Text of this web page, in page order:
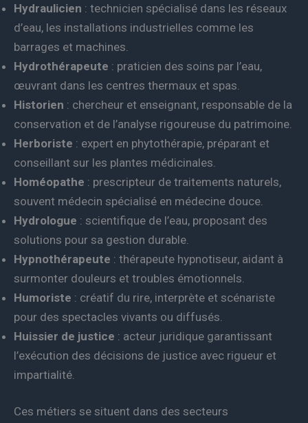
Hydraulicien : technicien spécialisé dans les réseaux
d’eau, les installations industrielles comme les
barrages et machines.
Hydrothérapeute : praticien des soins par l’eau,
œuvrant dans les centres thermaux et spas.
Historien : chercheur et enseignant, responsable de la
conservation et de l’analyse rigoureuse du patrimoine.
Herboriste : expert en phytothérapie, préparant et
conseillant sur les plantes médicinales.
Homéopathe : prescripteur de traitements naturels,
souvent médecin spécialisé en médecine douce.
Hydrologue : scientifique de l’eau, proposant des
solutions pour sa gestion durable.
Hypnothérapeute : thérapeute hypnotiseur, aidant à
surmonter douleurs et troubles émotionnels.
Humoriste : créatif du rire, interprète et scénariste
pour des spectacles vivants ou diffusés.
Huissier de justice : acteur juridique garantissant
l’exécution des décisions de justice avec rigueur et
impartialité.
Ces métiers se situent dans des secteurs